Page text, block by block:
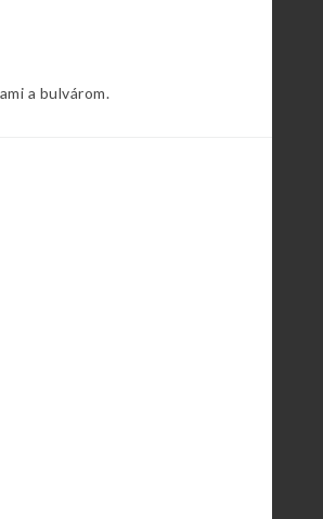
a bulvárom.